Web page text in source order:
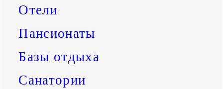
Отели
Пансионаты
Базы отдыха
Санатории